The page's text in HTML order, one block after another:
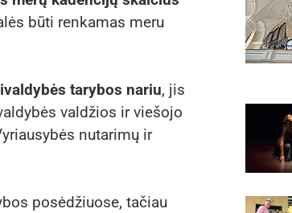
būti renkamas meru
tarybos nariu, jis
valdžios ir viešojo
nutarimų ir
posėdžiuose, tačiau